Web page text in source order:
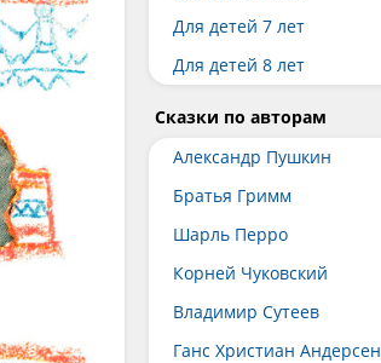
Для детей 7 лет
Для детей 8 лет
Сказки по авторам
Александр Пушкин
Братья Гримм
Шарль Перро
Корней Чуковский
Владимир Сутеев
Ганс Христиан Андерсен